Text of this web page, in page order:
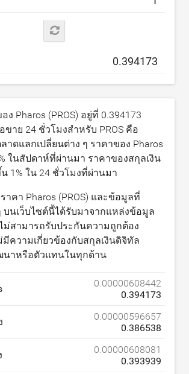
ง Pharos (PROS) อยู่ที่ 0.394173
าย 24 ชั่วโมงสำหรับ PROS คือ
าดแลกเปลี่ยนต่าง ๆ ราคาของ Pharos
ในสัปดาห์ที่ผ่านมา ราคาของสกุลเงิน
น 1% ใน 24 ชั่วโมงที่ผ่านมา
าคา Pharos (PROS) และข้อมูลที่
บนเว็บไซต์นี้ได้รับมาจากแหล่งข้อมูล
ไม่สามารถรับประกันความถูกต้อง
ม่มีความเกี่ยวข้องกับสกุลเงินดิจิทัล
นาหรือตัวแทนในทุกด้าน
0.00000608442
0.394173
0.00000596657
0.386538
0.00000608081
0.393939